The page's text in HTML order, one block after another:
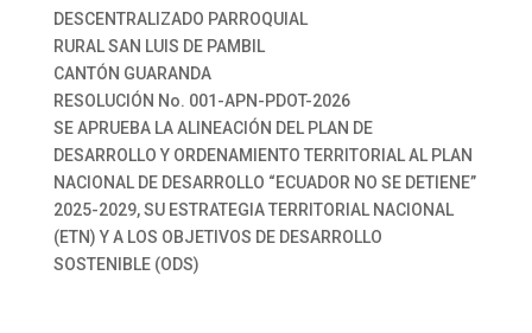
DESCENTRALIZADO PARROQUIAL
RURAL SAN LUIS DE PAMBIL
CANTÓN GUARANDA
RESOLUCIÓN No. 001-APN-PDOT-2026
SE APRUEBA LA ALINEACIÓN DEL PLAN DE
DESARROLLO Y ORDENAMIENTO TERRITORIAL AL PLAN
NACIONAL DE DESARROLLO “ECUADOR NO SE DETIENE”
2025-2029, SU ESTRATEGIA TERRITORIAL NACIONAL
(ETN) Y A LOS OBJETIVOS DE DESARROLLO
SOSTENIBLE (ODS)